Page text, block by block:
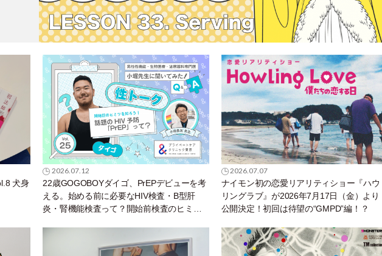
犬身
2026.07.12
22歳GOGOBOYダイゴ、PrEPデビューを考
える。始める前に必要なHIV検査・B型肝
炎・腎機能検査って？開始前検査のヒミツ
2026.07.07
ナイモン初の恋愛リアリティショー『ハウ
リングラブ』が2026年7月17日（金）より
公開決定！初回は待望の“GMPD”編！？